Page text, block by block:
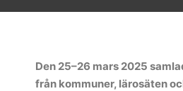
Den 25–26 mars 2025
från kommuner, lärosäten